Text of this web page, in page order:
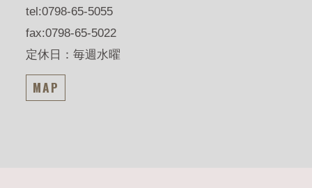
tel:0798-65-5055
fax:0798-65-5022
定休日：毎週水曜
MAP